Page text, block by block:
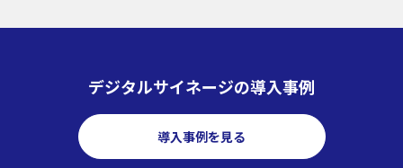
デジタルサイネージの導入事例
導入事例を見る